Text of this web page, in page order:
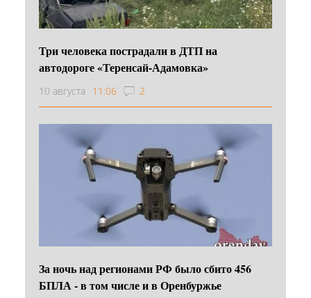
Три человека пострадали в ДТП на
автодороге «Теренсай-Адамовка»
10 августа 11:06 2
За ночь над регионами РФ было сбито 456
БПЛА - в том числе и в Оренбуржье